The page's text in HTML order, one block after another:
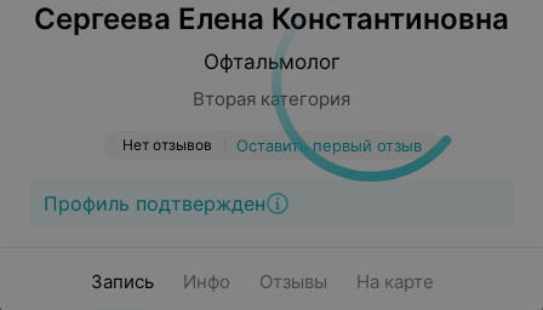
Сергеева Елена Константиновна
Офтальмолог
Вторая категория
Нет отзывов Оставить первый отзыв
Профиль подтвержден
Запись Инфо Отзывы На карте